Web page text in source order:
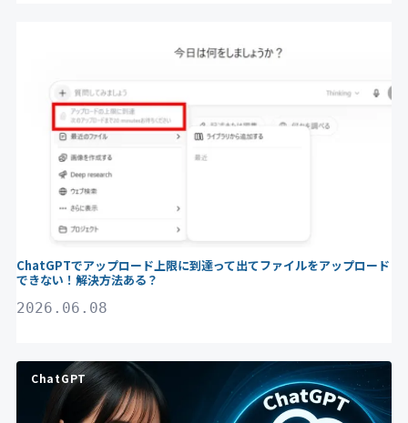
ChatGPTでアップロード上限に到達って出てファイルをアップロード
できない！解決方法ある？
2026.06.08
ChatGPT